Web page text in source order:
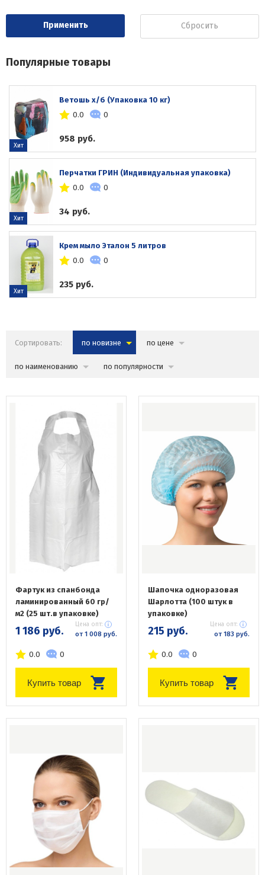
Сбросить
Популярные товары
Ветошь х/б (Упаковка 10 кг)
0.0
0
958 руб.
Хит
Перчатки ГРИН (Индивидуальная упаковка)
0.0
0
34 руб.
Хит
Крем мыло Эталон 5 литров
0.0
0
235 руб.
Хит
Сортировать: по новизне по цене
по наименованию по популярности
Фартук из спанбонда
ламинированный 60 гр/
м2 (25 шт.в упаковке)
1 186 руб. Цена опт:
от 1 008 руб.
0.0 0
Купить товар
Шапочка одноразовая
Шарлотта (100 штук в
упаковке)
215 руб. Цена опт:
от 183 руб.
0.0 0
Купить товар